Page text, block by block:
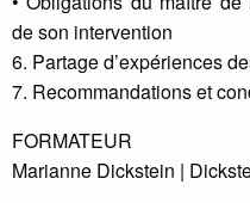
de son intervention
6. Partage d’expériences
7. Recommandations et
FORMATEUR
Marianne Dickstein |